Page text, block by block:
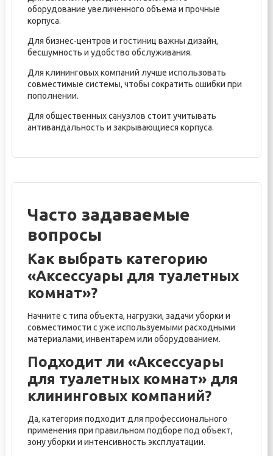
оборудование увеличенного объема и прочные
корпуса.
Для бизнес-центров и гостиниц важны дизайн,
бесшумность и удобство обслуживания.
Для клининговых компаний лучше использовать
совместимые системы, чтобы сократить ошибки при
пополнении.
Для общественных санузлов стоит учитывать
антивандальность и закрывающиеся корпуса.
Часто задаваемые
вопросы
Как выбрать категорию
«Аксессуары для туалетных
комнат»?
Начните с типа объекта, нагрузки, задачи уборки и
совместимости с уже используемыми расходными
материалами, инвентарем или оборудованием.
Подходит ли «Аксессуары
для туалетных комнат» для
клининговых компаний?
Да, категория подходит для профессионального
применения при правильном подборе под объект,
зону уборки и интенсивность эксплуатации.